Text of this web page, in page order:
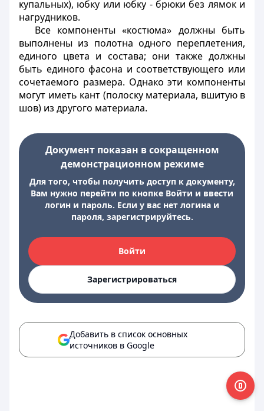
купальных), юбку или юбку - брюки без лямок и
нагрудников.
Все компоненты «костюма» должны быть
выполнены из полотна одного переплетения,
единого цвета и состава; они также должны
быть единого фасона и соответствующего или
сочетаемого размера. Однако эти компоненты
могут иметь кант (полоску материала, вшитую в
шов) из другого материала.
Документ показан в сокращенном
демонстрационном режиме
Для того, чтобы получить доступ к документу,
Вам нужно перейти по кнопке Войти и ввести
логин и пароль. Если у вас нет логина и
пароля, зарегистрируйтесь.
Войти
Зарегистрироваться
Добавить в список основных
источников в Google